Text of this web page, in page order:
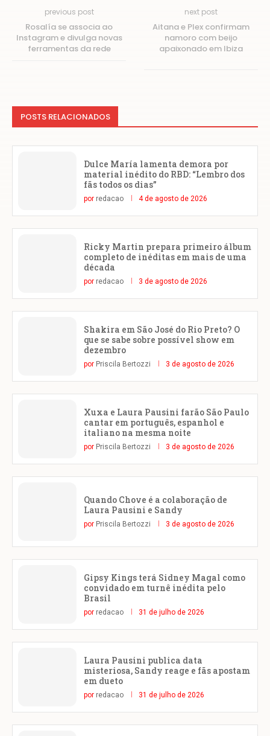
previous post
Rosalía se associa ao
Instagram e divulga novas
ferramentas da rede
next post
Aitana e Plex confirmam
namoro com beijo
apaixonado em Ibiza
POSTS RELACIONADOS
Dulce María lamenta demora por
material inédito do RBD: “Lembro dos
fãs todos os dias”
por redacao 4 de agosto de 2026
Ricky Martin prepara primeiro álbum
completo de inéditas em mais de uma
década
por redacao 3 de agosto de 2026
Shakira em São José do Rio Preto? O
que se sabe sobre possível show em
dezembro
por Priscila Bertozzi 3 de agosto de 2026
Xuxa e Laura Pausini farão São Paulo
cantar em português, espanhol e
italiano na mesma noite
por Priscila Bertozzi 3 de agosto de 2026
Quando Chove é a colaboração de
Laura Pausini e Sandy
por Priscila Bertozzi 3 de agosto de 2026
Gipsy Kings terá Sidney Magal como
convidado em turnê inédita pelo
Brasil
por redacao 31 de julho de 2026
Laura Pausini publica data
misteriosa, Sandy reage e fãs apostam
em dueto
por redacao 31 de julho de 2026